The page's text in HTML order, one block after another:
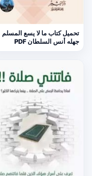
تحميل كتاب ما لا يسع المسلم
جهله أنس السلطان PDF